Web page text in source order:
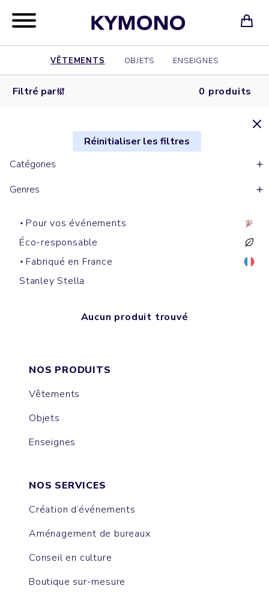
VÊTEMENTS OBJETS ENSEIGNES
Filtré par 0 produits
Réinitialiser les filtres
Catégories
Genres
Pour vos événements
Éco-responsable
Fabriqué en France
Stanley Stella
Aucun produit trouvé
NOS PRODUITS
Vêtements
Objets
Enseignes
NOS SERVICES
Création d’événements
Aménagement de bureaux
Conseil en culture
Boutique sur-mesure